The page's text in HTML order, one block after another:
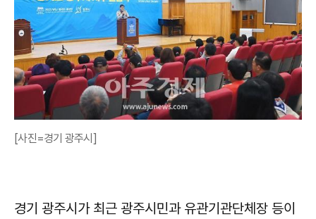
[사진=경기 광주시]
경기 광주시가 최근 광주시민과 유관기관단체장 등이